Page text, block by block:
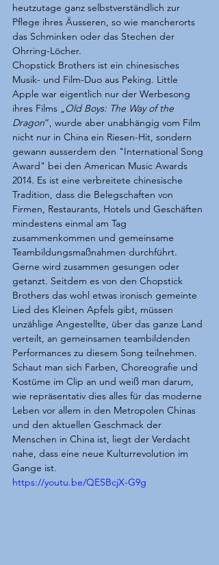
heutzutage ganz selbstverständlich zur
Pflege ihres Äusseren, so wie mancherorts
das Schminken oder das Stechen der
Ohrring-Löcher.
Chopstick Brothers ist ein chinesisches
Musik- und Film-Duo aus Peking. Little
Apple war eigentlich nur der Werbesong
ihres Films „Old Boys: The Way of the
Dragon“, wurde aber unabhängig vom Film
nicht nur in China ein Riesen-Hit, sondern
gewann ausserdem den "International Song
Award" bei den American Music Awards
2014. Es ist eine verbreitete chinesische
Tradition, dass die Belegschaften von
Firmen, Restaurants, Hotels und Geschäften
mindestens einmal am Tag
zusammenkommen und gemeinsame
Teambildungsmaßnahmen durchführt.
Gerne wird zusammen gesungen oder
getanzt. Seitdem es von den Chopstick
Brothers das wohl etwas ironisch gemeinte
Lied des Kleinen Apfels gibt, müssen
unzählige Angestellte, über das ganze Land
verteilt, an gemeinsamen teambildenden
Performances zu diesem Song teilnehmen.
Schaut man sich Farben, Choreografie und
Kostüme im Clip an und weiß man darum,
wie repräsentativ dies alles für das moderne
Leben vor allem in den Metropolen Chinas
und den aktuellen Geschmack der
Menschen in China ist, liegt der Verdacht
nahe, dass eine neue Kulturrevolution im
Gange ist.
https://youtu.be/QESBcjX-G9g